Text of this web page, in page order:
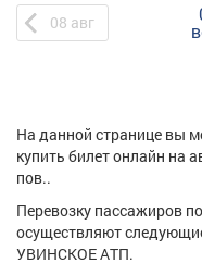
08 авг
На данной странице вы
купить билет онлайн на
пов..
Перевозку пассажиров
осуществляют
УВИНСКОЕ АТП.